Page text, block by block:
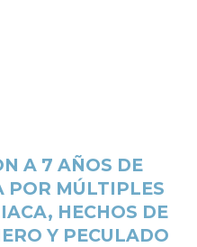
A 7 AÑOS DE
POR MÚLTIPLES
HECHOS DE
Y PECULADO